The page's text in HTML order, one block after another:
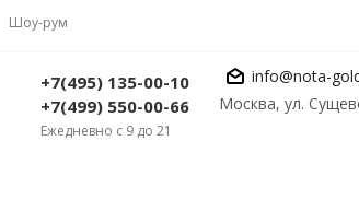
Шоу-рум
+7(495) 135-00-10
+7(499) 550-00-66
Ежедневно с 9 до 21
info@nota-
Москва, ул.